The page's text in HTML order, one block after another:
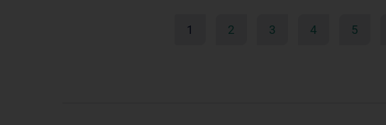
1 2 3 4 5